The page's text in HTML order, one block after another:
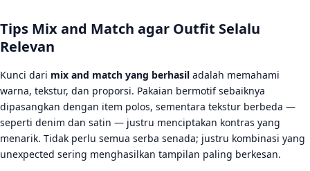
Tips Mix and Match agar Outfit Selalu
Relevan
Kunci dari mix and match yang berhasil adalah memahami
warna, tekstur, dan proporsi. Pakaian bermotif sebaiknya
dipasangkan dengan item polos, sementara tekstur berbeda —
seperti denim dan satin — justru menciptakan kontras yang
menarik. Tidak perlu semua serba senada; justru kombinasi yang
unexpected sering menghasilkan tampilan paling berkesan.